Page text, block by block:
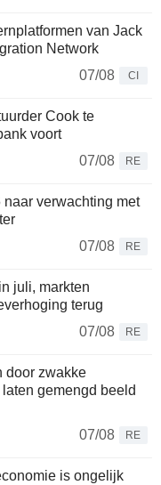
van Jack
Network
07/08
CI
Cook te
voort
07/08
RE
verwachting met
07/08
RE
juli, markten
terug
07/08
RE
door zwakke
gemengd beeld
07/08
RE
is ongelijk